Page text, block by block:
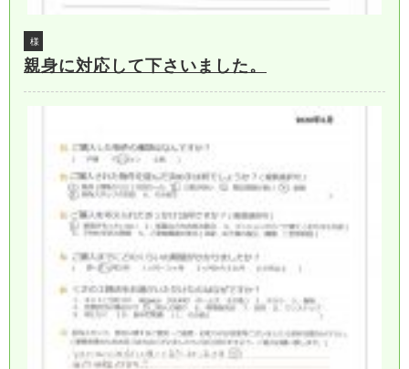
様
親身に対応して下さいました。